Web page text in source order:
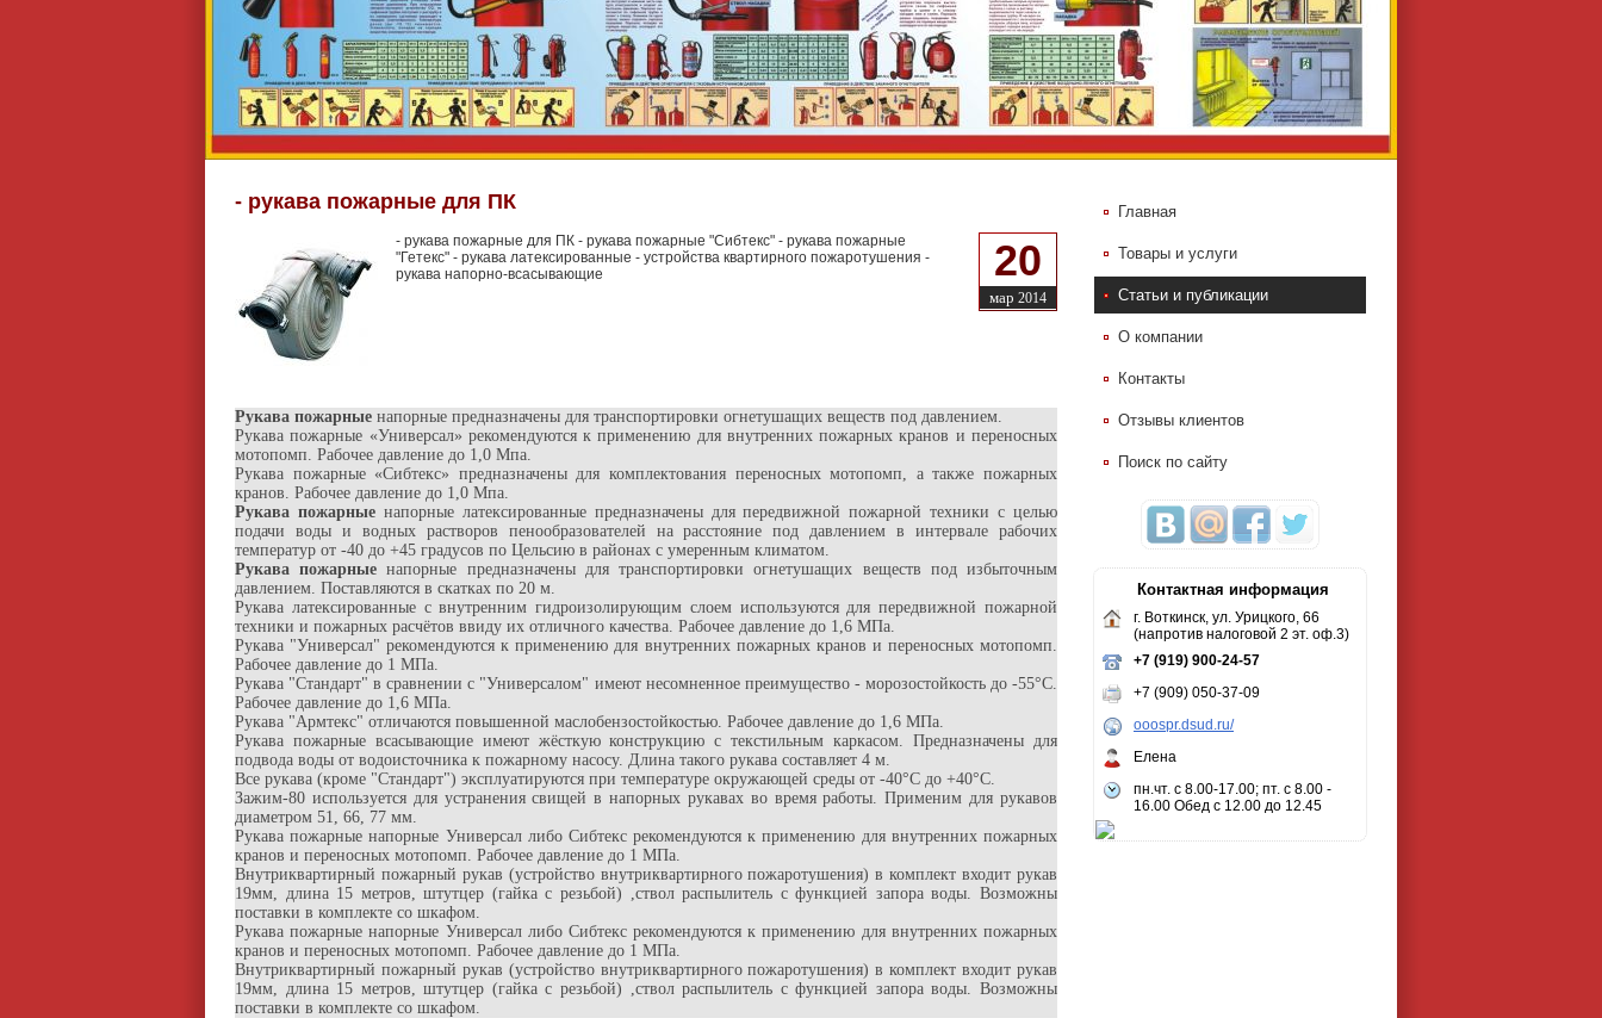
- рукава пожарные для ПК
20
мар 2014
- рукава пожарные для ПК - рукава пожарные "Сибтекс" - рукава пожарные
"Гетекс" - рукава латексированные - устройства квартирного пожаротушения -
рукава напорно-всасывающие
Рукава пожарные напорные предназначены для транспортировки огнетушащих веществ под давлением.
Рукава пожарные «Универсал» рекомендуются к применению для внутренних пожарных кранов и переносных
мотопомп. Рабочее давление до 1,0 Мпа.
Рукава пожарные «Сибтекс» предназначены для комплектования переносных мотопомп, а также пожарных
кранов. Рабочее давление до 1,0 Мпа.
Рукава пожарныенапорные латексированные предназначены для передвижной пожарной техники с целью
подачи воды и водных растворов пенообразователей на расстояние под давлением в интервале рабочих
температур от -40 до +45 градусов по Цельсию в районах с умеренным климатом.
Рукава пожарные напорные предназначены для транспортировки огнетушащих веществ под избыточным
давлением. Поставляются в скатках по 20 м.
Рукава латексированные с внутренним гидроизолирующим слоем используются для передвижной пожарной
техники и пожарных расчётов ввиду их отличного качества. Рабочее давление до 1,6 МПа.
Рукава "Универсал" рекомендуются к применению для внутренних пожарных кранов и переносных мотопомп.
Рабочее давление до 1 МПа.
Рукава "Стандарт" в сравнении с "Универсалом" имеют несомненное преимущество - морозостойкость до -55°С.
Рабочее давление до 1,6 МПа.
Рукава "Армтекс" отличаются повышенной маслобензостойкостью. Рабочее давление до 1,6 МПа.
Рукава пожарные всасывающие имеют жёсткую конструкцию с текстильным каркасом. Предназначены для
подвода воды от водоисточника к пожарному насосу. Длина такого рукава составляет 4 м.
Все рукава (кроме "Стандарт") эксплуатируются при температуре окружающей среды от -40°С до +40°С.
Зажим-80 используется для устранения свищей в напорных рукавах во время работы. Применим для рукавов
диаметром 51, 66, 77 мм.
Рукава пожарные напорные Универсал либо Сибтекс рекомендуются к применению для внутренних пожарных
кранов и переносных мотопомп. Рабочее давление до 1 МПа.
Внутриквартирный пожарный рукав (устройство внутриквартирного пожаротушения) в комплект входит рукав
19мм, длина 15 метров, штутцер (гайка с резьбой) ,ствол распылитель с функцией запора воды. Возможны
поставки в комплекте со шкафом.
Рукава пожарные напорные Универсал либо Сибтекс рекомендуются к применению для внутренних пожарных
кранов и переносных мотопомп. Рабочее давление до 1 МПа.
Внутриквартирный пожарный рукав (устройство внутриквартирного пожаротушения) в комплект входит рукав
19мм, длина 15 метров, штутцер (гайка с резьбой) ,ствол распылитель с функцией запора воды. Возможны
поставки в комплекте со шкафом.
Главная
Товары и услуги
Статьи и публикации
О компании
Контакты
Отзывы клиентов
Поиск по сайту
Контактная информация
г. Воткинск, ул. Урицкого, 66
(напротив налоговой 2 эт. оф.3)
+7 (919) 900-24-57
+7 (909) 050-37-09
ooospr.dsud.ru/
Елена
пн.чт. с 8.00-17.00; пт. с 8.00 -
16.00 Обед с 12.00 до 12.45